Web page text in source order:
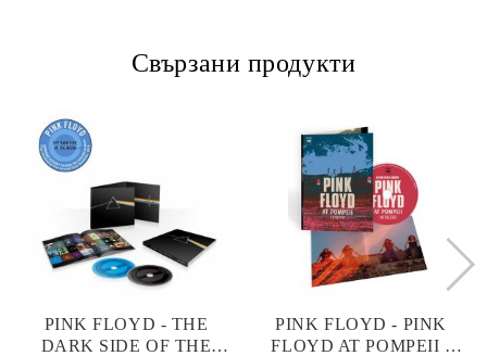
Свързани продукти
PINK FLOYD - THE
DARK SIDE OF THE
PINK FLOYD - PINK
FLOYD AT POMPEII -